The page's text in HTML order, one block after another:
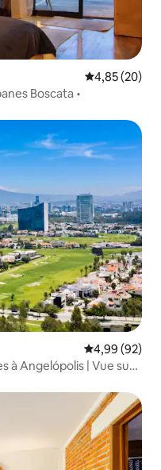
Note
4,85 (20)
Mångata • Cabanes Boscata •
plus aimés
Note
4,99 (92)
à Angelópolis | Vue sur